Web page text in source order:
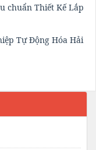
chuẩn Thiết Kế Lắp
Tự Động Hóa Hải